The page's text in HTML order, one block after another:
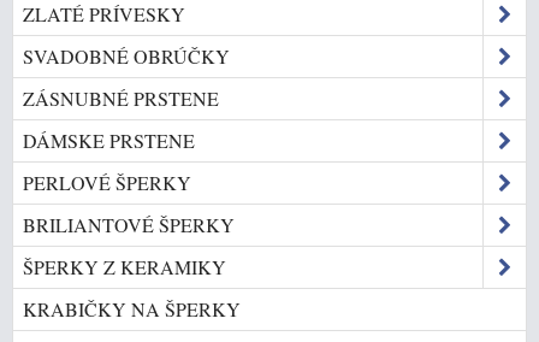
ZLATÉ PRÍVESKY
SVADOBNÉ OBRÚČKY
ZÁSNUBNÉ PRSTENE
DÁMSKE PRSTENE
PERLOVÉ ŠPERKY
BRILIANTOVÉ ŠPERKY
ŠPERKY Z KERAMIKY
KRABIČKY NA ŠPERKY